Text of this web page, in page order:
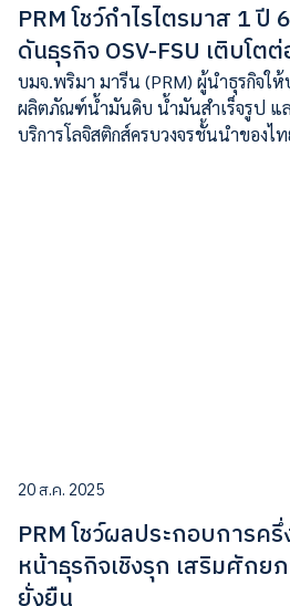
PRM โชว์กำไรไตรมาส 1 ปี
ดันธุรกิจ OSV-FSU เติบโตต่
บมจ.พริมา มารีน (PRM) ผู้นำธุรกิจให้
ผลิตภัณฑ์น้ำมันดิบ น้ำมันสำเร็จรูป แล
บริการโลจิสติกส์ครบวงจรชั้นนำของไ
20 ส.ค. 2025
PRM โชว์ผลประกอบการค
หน้าธุรกิจเชิงรุก เสริมศักย